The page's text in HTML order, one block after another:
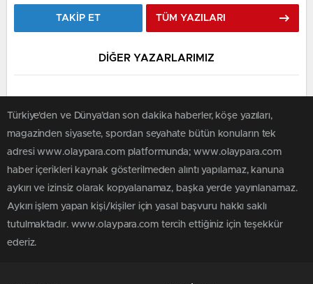
TAKİP ET TÜM YAZILARI
DİĞER YAZARLARIMIZ
Türkiye'den ve Dünya’dan son dakika haberler, köşe yazıları,
magazinden siyasete, spordan seyahate bütün konuların tek
adresi www.olaypara.com platformunda; www.olaypara.com
haber içerikleri kaynak gösterilmeden alıntı yapılamaz, kanuna
aykırı ve izinsiz olarak kopyalanamaz, başka yerde yayınlanamaz.
Aykırı işlem yapan kişi/kişiler için yasal başvuru hakkı saklı
tutulmaktadır. www.olaypara.com tercih ettiğiniz için teşekkür
ederiz.